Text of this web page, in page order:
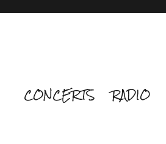
CONCERTS RADIO